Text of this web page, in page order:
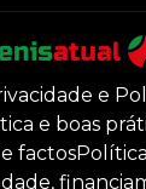
e
e boas
factos